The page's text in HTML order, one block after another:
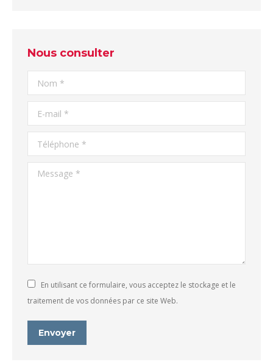
Nous consulter
Nom *
E-mail *
Téléphone *
Message *
En utilisant ce formulaire, vous acceptez le stockage et le
traitement de vos données par ce site Web.
Envoyer